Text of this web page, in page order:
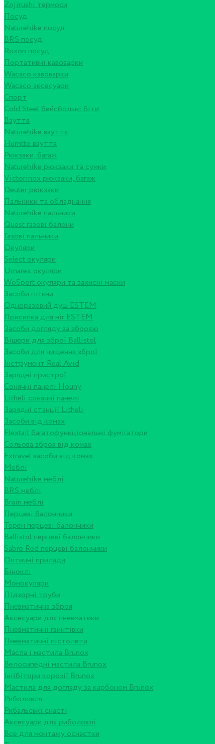
Zojirushi термоси
Посуд
Naturehike посуд
BRS посуд
Roxon посуд
Портативні кавоварки
Wacaco кавоварки
Wacaco аксесуари
Спорт
Cold Steel бейсбольні біти
Взуття
Naturehike взуття
Humtto взуття
Рюкзаки, багаж
Naturehike рюкзаки та сумки
Victorinox рюкзаки, багаж
Deuter рюкзаки
Пальники та обладнання
Naturehike пальники
Quest газові балони
Газові пальники
Окуляри
Select окуляри
Umarex окуляри
WoSport окуляри та захисні маски
Засоби гігієни
Одноразовий душ ESTEM
Присипка для ніг ESTEM
Засоби догляду за зброєю
Вішери для зброї Ballistol
Засоби для чищення зброї
Інструмент Real Avid
Зарядні пристрої
Сонячні панелі Houny
Litheli сонячні панелі
Зарядні станції Litheli
Засоби від комах
Flextail багатофункціональні фумігатори
Сольова зброя від комах
Extravel засоби від комах
Меблі
Naturehike меблі
BRS меблі
Brain меблі
Перцеві балончики
Терен перцеві балончики
Ballistol перцеві балончики
Sabre Red перцеві балончики
Оптичні прилади
Біноклі
Монокуляри
Підзорні труби
Пневматична зброя
Аксесуари для пневматики
Пневматичні гвинтівки
Пневматичні пістолети
Масла і мастила Brunox
Велосипедні мастила Brunox
Інгібітори корозії Brunox
Мастила для догляду за карбоном Brunox
Риболовля
Рибальські снасті
Аксесуари для риболовлі
Все для монтажу оснастки